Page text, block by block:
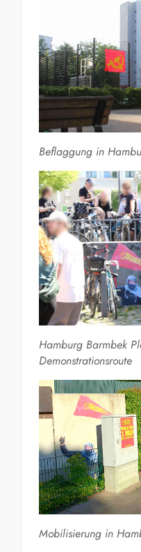
Beflaggung in
Hamburg Barmbek
Demonstrationsroute
Mobilisierung in